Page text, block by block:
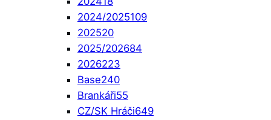
2024/2025109
202520
2025/202684
2026223
Base240
Brankáři55
CZ/SK Hráči649